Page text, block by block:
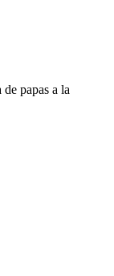
papas a la